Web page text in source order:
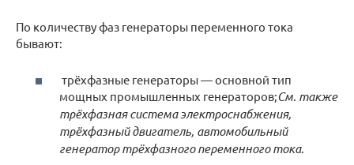
По количеству фаз генераторы переменного тока
бывают:
трёхфазные генераторы — основной тип
мощных промышленных генераторов;См. также
трёхфазная система электроснабжения,
трёхфазный двигатель, автомобильный
генератор трёхфазного переменного тока.